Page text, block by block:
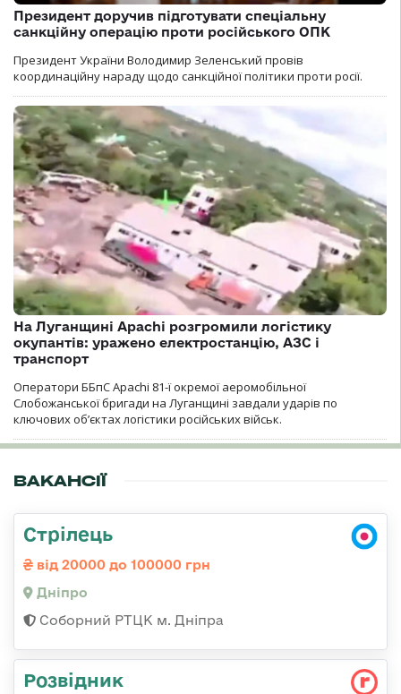
Президент доручив підготувати спеціальну
санкційну операцію проти російського ОПК
Президент України Володимир Зеленський провів
координаційну нараду щодо санкційної політики проти росії.
На Луганщині Apachi розгромили логістику
окупантів: уражено електростанцію, АЗС і
транспорт
Оператори ББпС Apachi 81-ї окремої аеромобільної
Слобожанської бригади на Луганщині завдали ударів по
ключових об’єктах логістики російських військ.
ВАКАНСІЇ
Стрілець
від 20000 до 100000 грн
Дніпро
Соборний РТЦК м. Дніпра
Розвідник